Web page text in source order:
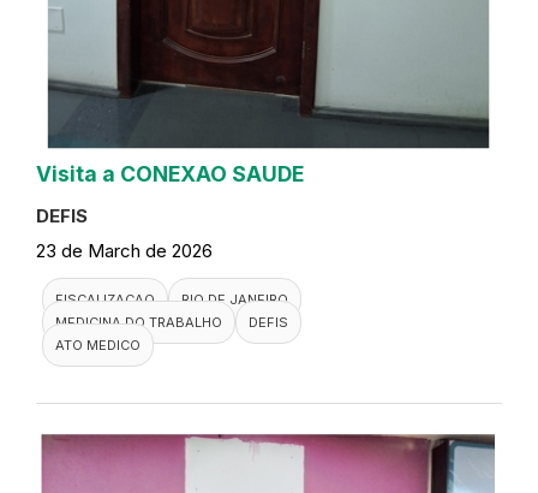
Visita a CONEXAO SAUDE
DEFIS
23 de March de 2026
FISCALIZACAO
RIO DE JANEIRO
MEDICINA DO TRABALHO
DEFIS
ATO MEDICO